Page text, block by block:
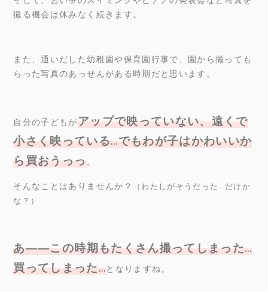
撮る機会は休みなく続きます。
また、通いだした幼稚園や保育園行事で、園から撮っても
らった写真のあっせんがある時期だと思います。
自分の子どもが アップで映っていない、遠くで
小さく映っている…でもわが子はかわいいか
ら買おうっっ 。
そんなことはありませんか？ （わたしがそうだった
だけか
な？）
あ――この時期もたくさん撮ってしまった…
買ってしまった…となりますね。